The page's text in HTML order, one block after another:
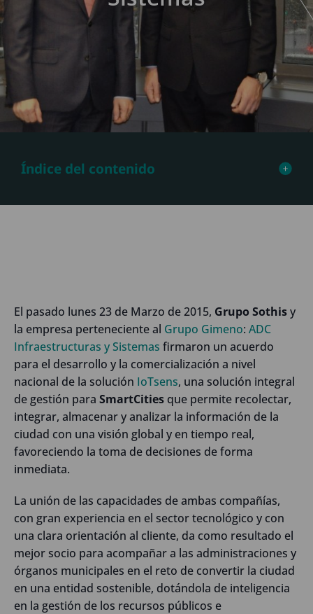
Índice del contenido
El pasado lunes 23 de Marzo de 2015, Grupo Sothisy
la empresa perteneciente al Grupo Gimeno: ADC
Infraestructuras y Sistemas firmaron un acuerdo
para el desarrollo y la comercialización a nivel
nacional de la solución IoTsens, una solución integral
de gestión para SmartCities que permite recolectar,
integrar, almacenar y analizar la información de la
ciudad con una visión global y en tiempo real,
favoreciendo la toma de decisiones de forma
inmediata.
La unión de las capacidades de ambas compañías,
con gran experiencia en el sector tecnológico y con
una clara orientación al cliente, da como resultado el
mejor socio para acompañar a las administraciones y
órganos municipales en el reto de convertir la ciudad
en una entidad sostenible, dotándola de inteligencia
en la gestión de los recursos públicos e